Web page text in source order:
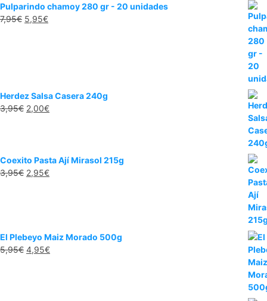
Pulparindo chamoy 280 gr - 20 unidades
7,95€ 5,95€
Herdez Salsa Casera 240g
3,95€ 2,00€
Coexito Pasta Ají Mirasol 215g
3,95€ 2,95€
El Plebeyo Maiz Morado 500g
5,95€ 4,95€